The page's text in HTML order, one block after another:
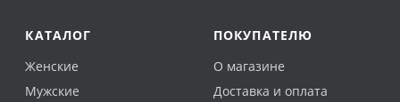
КАТАЛОГ
Женские
Мужские
ПОКУПАТЕЛЮ
О магазине
Доставка и оплата